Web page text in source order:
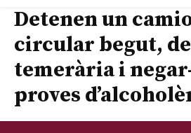
Detenen un
circular begut,
temerària i
proves